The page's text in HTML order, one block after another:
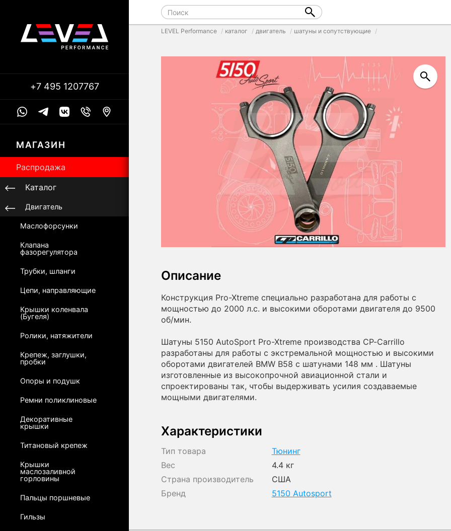
LEVEL Performance каталог двигатель шатуны и сопутствующие
Описание
Конструкция Pro-Xtreme специально разработана для работы с
мощностью до 2000 л.с. и высокими оборотами двигателя до 9500
об/мин.
Шатуны 5150 AutoSport Pro-Xtreme производства CP-Carrillo
разработаны для работы с экстремальной мощностью и высокими
оборотами двигателей BMW B58 с шатунами 148 мм . Шатуны
изготовленные из высокопрочной авиационной стали и
спроектированы так, чтобы выдерживать усилия создаваемые
мощными двигателями.
Характеристики
Тип товара
Тюнинг
Вес
4.4 кг
Страна производитель
США
Бренд
5150 Autosport
+7 495 1207767
МАГАЗИН
Распродажа
Каталог
Двигатель
Маслофорсунки
Клапана
фазорегулятора
Трубки, шланги
Цепи, направляющие
Крышки коленвала
(Бугеля)
Ролики, натяжители
Крепеж, заглушки,
пробки
Опоры и подушк
Ремни поликлиновые
Декоративные
крышки
Титановый крепеж
Крышки
маслозаливной
горловины
Пальцы поршневые
Гильзы